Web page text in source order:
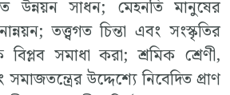
উন্নয়ন সাধন; মেহনতি মানুষের
তত্ত্বগত চিন্তা এবং সংস্কৃতির
বিপ্লব সমাধা করা; শ্রমিক শ্রেণী,
উদ্দেশ্যে নিবেদিত প্রাণ